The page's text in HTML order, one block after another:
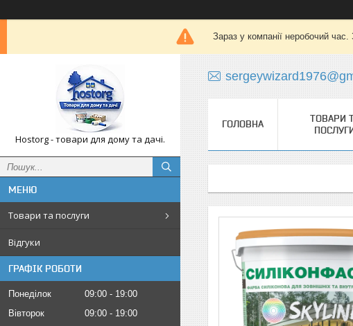
Зараз у компанії неробочий
Hostorg - товари для дому та дачі.
Товари та послуги
Відгуки
ГРАФІК РОБОТИ
Понеділок 09:00
19:00
Вівторок
09:00
19:00
ГОЛОВНА
ТОВАРИ